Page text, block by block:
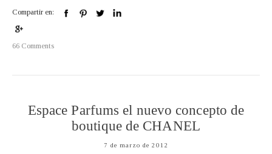
Compartir en:
66 Comments
Espace Parfums el nuevo concepto de
boutique de CHANEL
7 de marzo de 2012